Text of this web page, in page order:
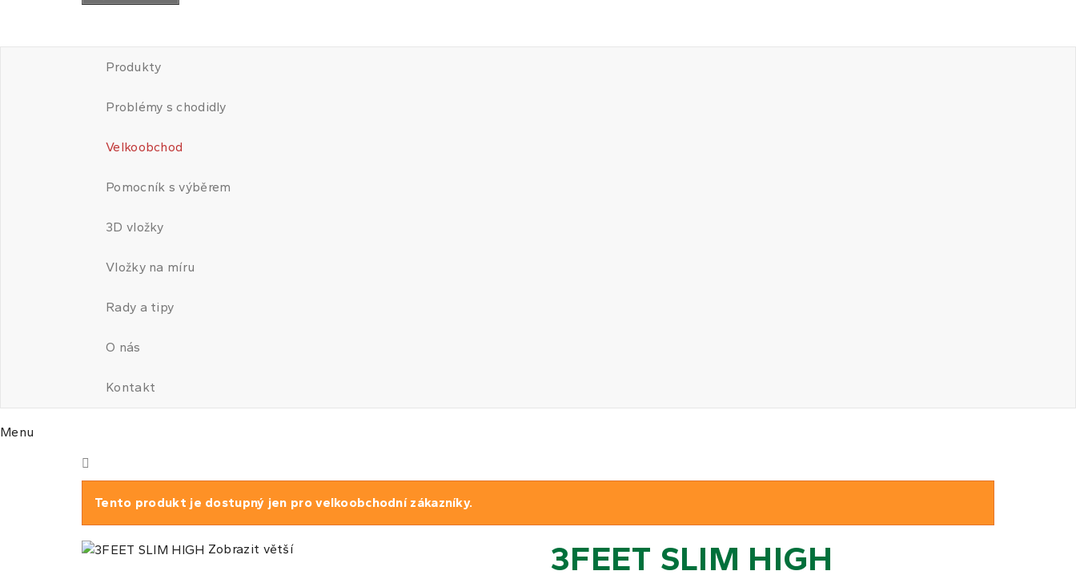
Produkty
Problémy s chodidly
Velkoobchod
Pomocník s výběrem
3D vložky
Vložky na míru
Rady a tipy
O nás
Kontakt
Menu
Tento produkt je dostupný jen pro velkoobchodní zákazníky.
Zobrazit větší 3FEET SLIM HIGH